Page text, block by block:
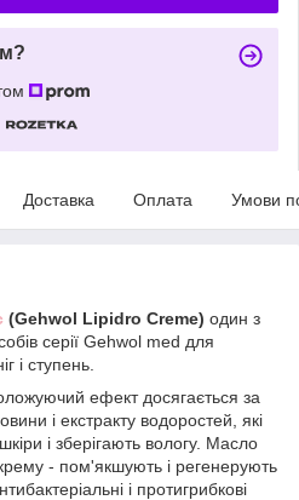
Доставка Оплата Умови
(Gehwol Lipidro Creme) один з
серії Gehwol med для
і ступень.
ефект досягається за
і екстракту водоростей, які
і зберігають вологу. Масло
- пом'якшують і регенерують
і протигрибкові